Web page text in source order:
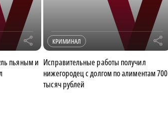
r
пьяным и
КРИМИНАЛ r
Исправительные работы получил
нижегородец с долгом по алиментам 700
тысяч рублей